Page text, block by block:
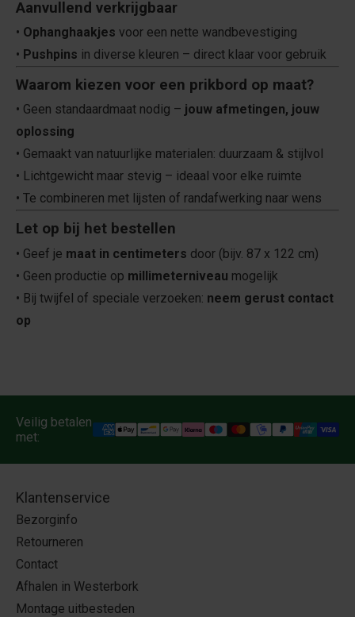
Aanvullend verkrijgbaar
• Ophanghaakjes voor een nette wandbevestiging
• Pushpins in diverse kleuren – direct klaar voor gebruik
Waarom kiezen voor een prikbord op maat?
• Geen standaardmaat nodig – jouw afmetingen, jouw
oplossing
• Gemaakt van natuurlijke materialen: duurzaam & stijlvol
• Lichtgewicht maar stevig – ideaal voor elke ruimte
• Te combineren met lijsten of randafwerking naar wens
Let op bij het bestellen
• Geef je maat in centimeters door (bijv. 87 x 122 cm)
• Geen productie op millimeterniveau mogelijk
• Bij twijfel of speciale verzoeken: neem gerust contact
op
Veilig betalen
met:
Klantenservice
Bezorginfo
Retourneren
Contact
Afhalen in Westerbork
Montage uitbesteden